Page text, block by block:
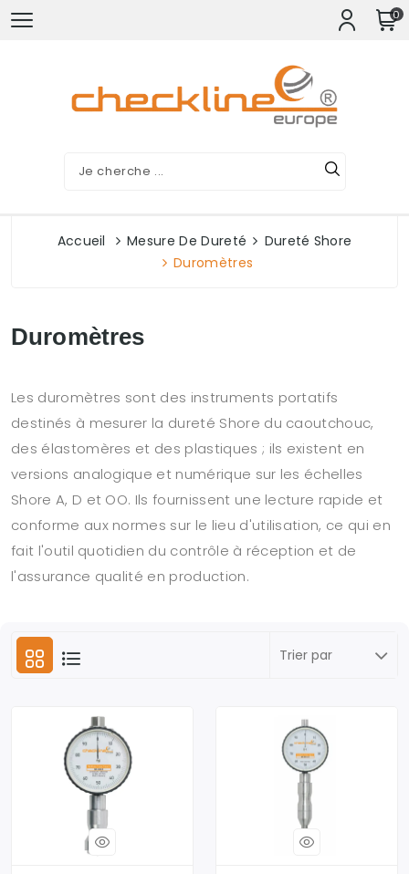
0
Accueil Mesure De Dureté
Dureté Shore
Duromètres
Duromètres
Les duromètres sont des instruments portatifs
destinés à mesurer la dureté Shore du caoutchouc,
des élastomères et des plastiques ; ils existent en
versions analogique et numérique sur les échelles
Shore A, D et OO. Ils fournissent une lecture rapide et
conforme aux normes sur le lieu d'utilisation, ce qui en
fait l'outil quotidien du contrôle à réception et de
l'assurance qualité en production.